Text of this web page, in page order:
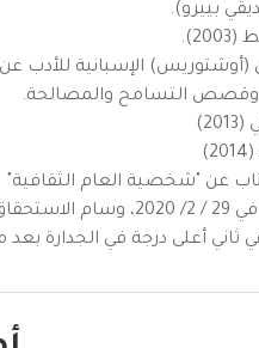
بييرو).
أمير اوسترياس (أوشتوريس)
وقصص التسامح والمصالحة.
قلّده الرئيس الفرنسي
أعلى درجة في الجدارة بعد